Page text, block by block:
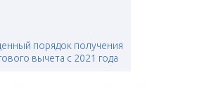
порядок получения
вычета с 2021 года